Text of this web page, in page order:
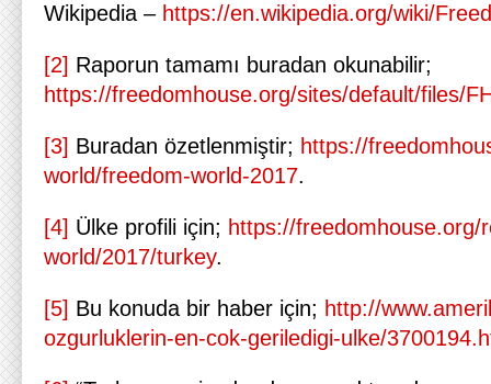
Wikipedia – https://en.wikipedia.org/wiki/
[2] Raporun tamamı buradan okunabilir;
https://freedomhouse.org/sites/default/files/
[3] Buradan özetlenmiştir; https://
world/freedom-world-2017.
[4] Ülke profili için; https://freedomhouse.org/
world/2017/turkey.
[5] Bu konuda bir haber için; http://
ozgurluklerin-en-cok-geriledigi-ulke/